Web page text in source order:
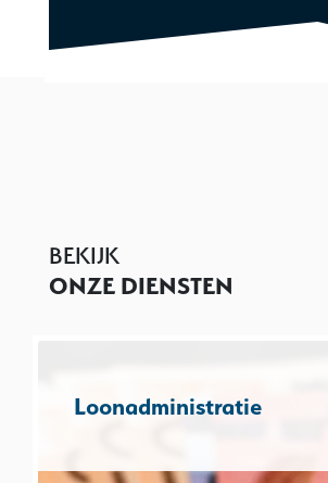
BEKIJK
ONZE DIENSTEN
Loonadministratie